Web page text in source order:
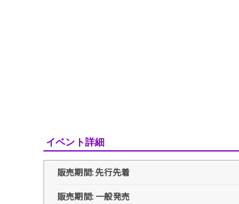
イベント詳細
販売期間: 先行先着
販売期間: 一般発売